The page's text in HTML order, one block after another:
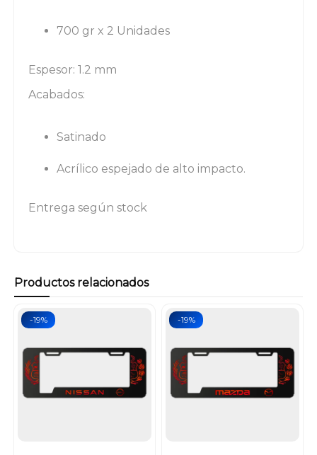
700 gr x 2 Unidades
Espesor: 1.2 mm
Acabados:
Satinado
Acrílico espejado de alto impacto.
Entrega según stock
Productos relacionados
-19% -19%